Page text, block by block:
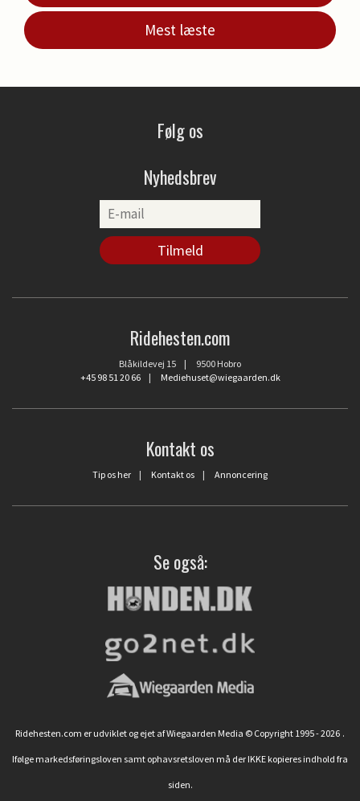
Mest læste
Følg os
Nyhedsbrev
Ridehesten.com
Blåkildevej 15 | 9500 Hobro
+45 98 51 20 66| Mediehuset@wiegaarden.dk
Kontakt os
Tip os her | Kontakt os | Annoncering
Se også:
Ridehesten.com er udviklet og ejet af Wiegaarden Media © Copyright 1995 - 2026 .
Ifølge markedsføringsloven samt ophavsretsloven må der IKKE kopieres indhold fra
siden.